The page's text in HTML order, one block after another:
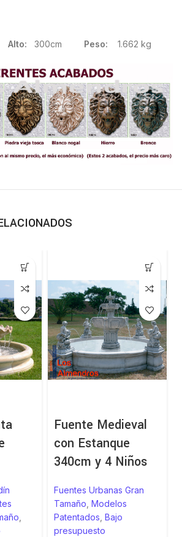
Alto: 300cm Peso: 1.662 kg
Fuente Medieval
con Estanque
340cm y 4 Niños
Fuentes Urbanas Gran
Tamaño Modelos
Patentados Bajo
presupuesto